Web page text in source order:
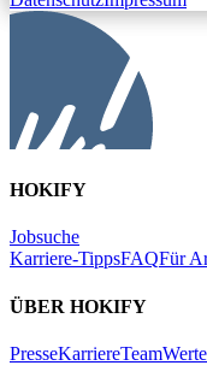
HOKIFY
Jobsuche
Karriere-TippsFAQFür
ÜBER HOKIFY
PresseKarriereTeamWerte